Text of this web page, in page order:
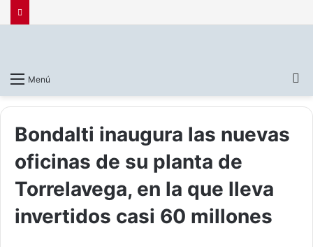
Menú
Bondalti inaugura las nuevas
oficinas de su planta de
Torrelavega, en la que lleva
invertidos casi 60 millones